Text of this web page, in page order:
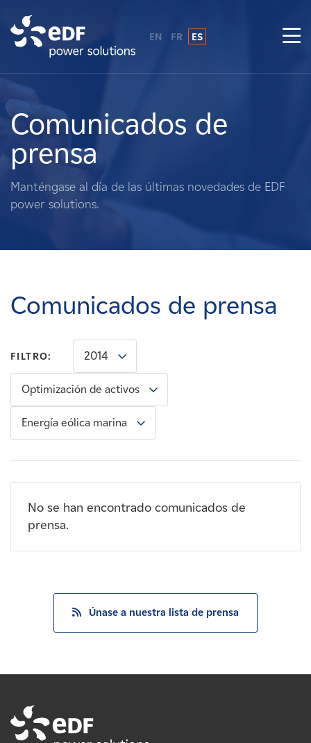
Sobre nosotros
Qué hacemos
Terratenientes
Carreras
Noticias
Contacte con
Afiliados
EN FR ES
Comunicados de
prensa
Manténgase al día de las últimas novedades de EDF
power solutions.
Comunicados de prensa
FILTRO: 2014
Optimización de activos
Energía eólica marina
No se han encontrado comunicados de
prensa.
Únase a nuestra lista de prensa